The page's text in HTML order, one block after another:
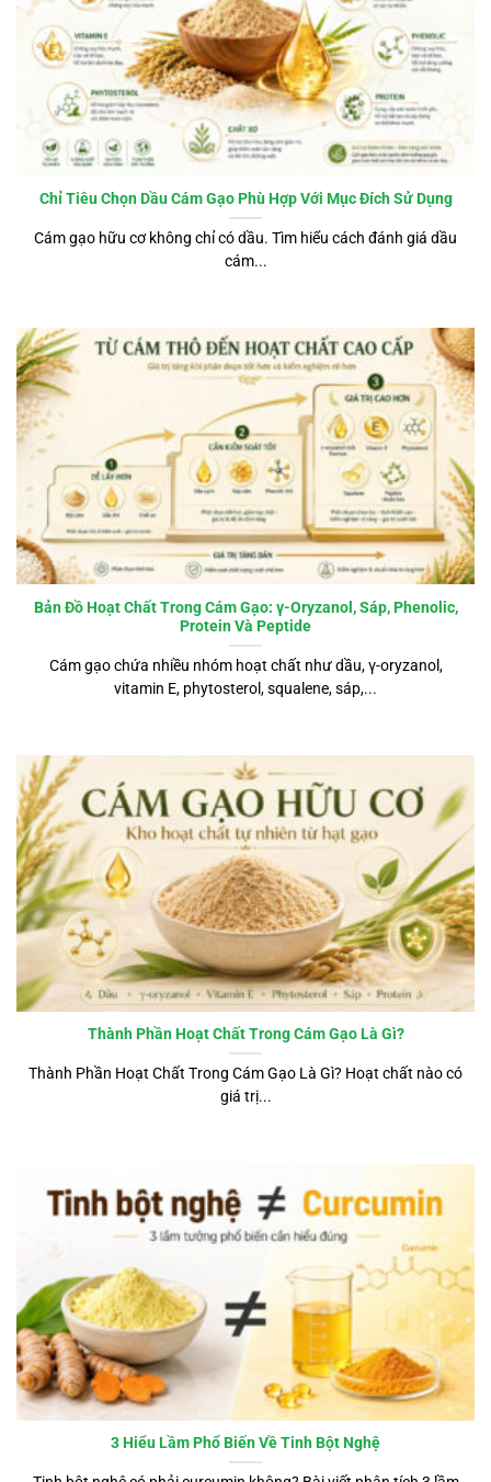
Chỉ Tiêu Chọn Dầu Cám Gạo Phù Hợp Với Mục Đích Sử Dụng
Cám gạo hữu cơ không chỉ có dầu. Tìm hiểu cách đánh giá dầu
cám...
Bản Đồ Hoạt Chất Trong Cám Gạo: γ-Oryzanol, Sáp, Phenolic,
Protein Và Peptide
Cám gạo chứa nhiều nhóm hoạt chất như dầu, γ-oryzanol,
vitamin E, phytosterol, squalene, sáp,...
Thành Phần Hoạt Chất Trong Cám Gạo Là Gì?
Thành Phần Hoạt Chất Trong Cám Gạo Là Gì? Hoạt chất nào có
giá trị...
3 Hiểu Lầm Phổ Biến Về Tinh Bột Nghệ